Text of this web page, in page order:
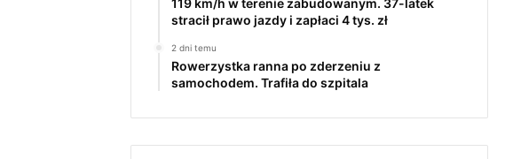
119 km/h w terenie zabudowanym. 37-latek
stracił prawo jazdy i zapłaci 4 tys. zł
2 dni temu
Rowerzystka ranna po zderzeniu z
samochodem. Trafiła do szpitala